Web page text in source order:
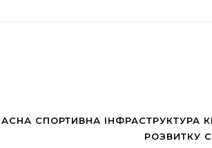
СПОРТИВНА ІНФРАСТРУКТУРА
РОЗВИТКУ